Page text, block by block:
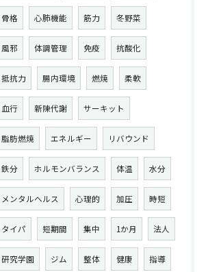
骨格 心肺機能 筋力 冬野菜
風邪 体調管理 免疫 抗酸化
抵抗力 腸内環境 燃焼 柔軟
血行 新陳代謝 サーキット
脂肪燃焼 エネルギー リバウンド
鉄分 ホルモンバランス 体温 水分
メンタルヘルス 心理的 加圧 時短
タイパ 短期間 集中 1か月 法人
研究学園 ジム 整体 健康 指導